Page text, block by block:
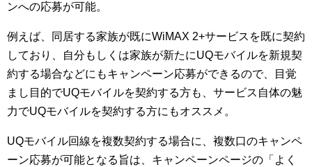
ンへの応募が可能。
例えば、同居する家族が既にWiMAX 2+サービスを既に契約
しており、自分もしくは家族が新たにUQモバイルを新規契
約する場合などにもキャンペーン応募ができるので、目覚
まし目的でUQモバイルを契約する方も、サービス自体の魅
力でUQモバイルを契約する方にもオススメ。
UQモバイル回線を複数契約する場合に、複数口のキャンペ
ーン応募が可能となる旨は、キャンペーンページの「よく